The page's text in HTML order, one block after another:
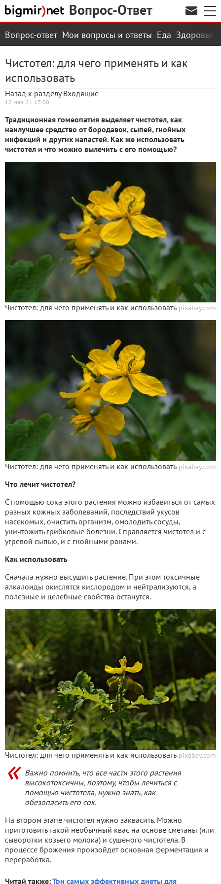
Вопрос-Ответ
Вопрос-ответ Мои вопросы и ответы Еда Здоровье
Чистотел: для чего применять и как
использовать
Назад к разделу Входящие
12 мая '21 17:00
Традиционная гомеопатия выделяет чистотел, как
наилучшее средство от бородавок, сыпей, гнойных
инфекций и других напастей. Как же использовать
чистотел и что можно вылечить с его помощью?
Чистотел: для чего применять и как использовать pixabay.com
Чистотел: для чего применять и как использовать pixabay.com
Что лечит чистотел?
С помощью сока этого растения можно избавиться от самых
разных кожных заболеваний, последствий укусов
насекомых, очистить организм, омолодить сосуды,
уничтожить грибковые болезни. Справляется чистотел и с
угревой сыпью, и с гнойными ранами.
Как использовать
Сначала нужно высушить растение. При этом токсичные
алкалоиды окислятся кислородом и нейтрализуются, а
полезные и целебные свойства останутся.
Чистотел: для чего применять и как использовать pixabay.com
Важно помнить, что все части этого растения
высокотоксичны, поэтому, чтобы лечиться с
помощью чистотела, нужно знать, как
обезопасить его сок.
На втором этапе чистотел нужно заквасить. Можно
приготовить такой необычный квас на основе сметаны (или
сыворотки козьего молока) и сушеного чистотела. В
процессе брожения произойдет основная ферментация и
переработка.
Читай также:Три самых эффективных диеты для